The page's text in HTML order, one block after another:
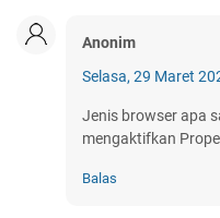
Anonim
Selasa, 29 Maret
Jenis browser apa
mengaktifkan
Balas